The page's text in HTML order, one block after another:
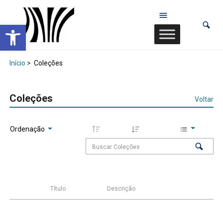
Abrir a barra de ferramentas
Início > Coleções
Coleções Voltar
Ordenação
Título Descrição